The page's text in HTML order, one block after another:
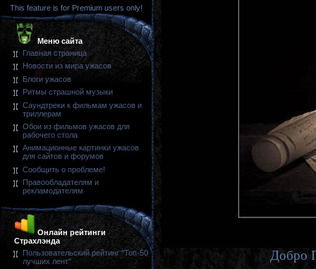
This feature is for Premium users only!
Меню сайта
Главная страница
Новости из мира ужасов
Блоги ужасов
Ритмы страшной музыки
Саундтреки к фильмам ужасов и
триллерам
Обои из фильмов ужасов для
рабочего стола
Анимационные картинки ужасов
для сайтов и форумов
Сообщить о проблеме!
Правообладателям и
рекламодателям
Онлайн рейтинги
Страхлэнда
Пользовательский рейтинг "Топ-50
лучших лент"
Добро